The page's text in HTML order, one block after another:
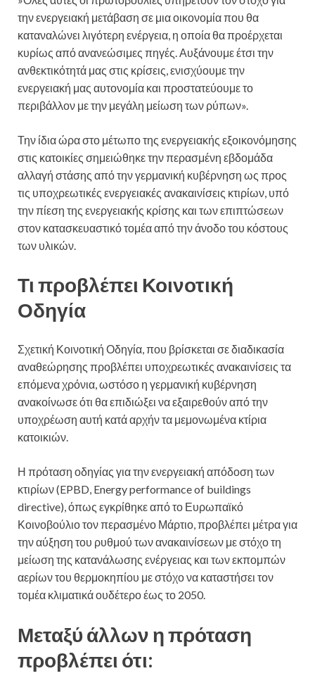
την ενεργειακή μετάβαση σε μια οικονομία που θα
καταναλώνει λιγότερη ενέργεια, η οποία θα προέρχεται
κυρίως από ανανεώσιμες πηγές. Αυξάνουμε έτσι την
ανθεκτικότητά μας στις κρίσεις, ενισχύουμε την
ενεργειακή μας αυτονομία και προστατεύουμε το
περιβάλλον με την μεγάλη μείωση των ρύπων».
Την ίδια ώρα στο μέτωπο της ενεργειακής εξοικονόμησης
στις κατοικίες σημειώθηκε την περασμένη εβδομάδα
αλλαγή στάσης από την γερμανική κυβέρνηση ως προς
τις υποχρεωτικές ενεργειακές ανακαινίσεις κτιρίων, υπό
την πίεση της ενεργειακής κρίσης και των επιπτώσεων
στον κατασκευαστικό τομέα από την άνοδο του κόστους
των υλικών.
Τι προβλέπει Κοινοτική
Οδηγία
Σχετική Κοινοτική Οδηγία, που βρίσκεται σε διαδικασία
αναθεώρησης προβλέπει υποχρεωτικές ανακαινίσεις τα
επόμενα χρόνια, ωστόσο η γερμανική κυβέρνηση
ανακοίνωσε ότι θα επιδιώξει να εξαιρεθούν από την
υποχρέωση αυτή κατά αρχήν τα μεμονωμένα κτίρια
κατοικιών.
Η πρόταση οδηγίας για την ενεργειακή απόδοση των
κτιρίων (EPBD, Energy performance of buildings
directive), όπως εγκρίθηκε από το Ευρωπαϊκό
Κοινοβούλιο τον περασμένο Μάρτιο, προβλέπει μέτρα για
την αύξηση του ρυθμού των ανακαινίσεων με στόχο τη
μείωση της κατανάλωσης ενέργειας και των εκπομπών
αερίων του θερμοκηπίου με στόχο να καταστήσει τον
τομέα κλιματικά ουδέτερο έως το 2050.
Μεταξύ άλλων η πρόταση
προβλέπει ότι: